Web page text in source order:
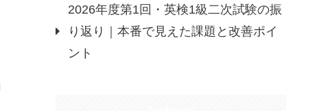
2026年度第1回・英検1級二次試験の振
り返り｜本番で見えた課題と改善ポイ
ント